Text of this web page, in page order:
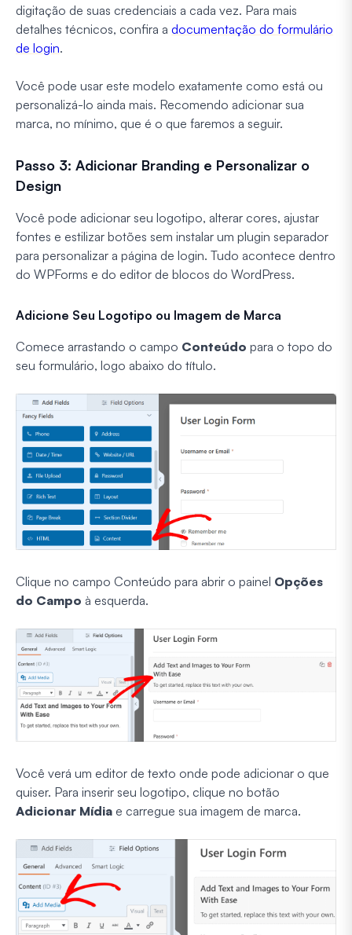
digitação de suas credenciais a cada vez. Para mais
detalhes técnicos, confira a documentação do formulário
de login.
Você pode usar este modelo exatamente como está ou
personalizá-lo ainda mais. Recomendo adicionar sua
marca, no mínimo, que é o que faremos a seguir.
Passo 3: Adicionar Branding e Personalizar o
Design
Você pode adicionar seu logotipo, alterar cores, ajustar
fontes e estilizar botões sem instalar um plugin separador
para personalizar a página de login. Tudo acontece dentro
do WPForms e do editor de blocos do WordPress.
Adicione Seu Logotipo ou Imagem de Marca
Comece arrastando o campo Conteúdo para o topo do
seu formulário, logo abaixo do título.
Clique no campo Conteúdo para abrir o painel Opções
do Campo à esquerda.
Você verá um editor de texto onde pode adicionar o que
quiser. Para inserir seu logotipo, clique no botão
Adicionar Mídia e carregue sua imagem de marca.